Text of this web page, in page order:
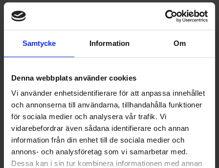
Samtycke Information Om
Denna webbplats använder cookies
Vi använder enhetsidentifierare för att anpassa innehållet
och annonserna till användarna, tillhandahålla funktioner
för sociala medier och analysera vår trafik. Vi
vidarebefordrar även sådana identifierare och annan
information från din enhet till de sociala medier och
annons- och analysföretag som vi samarbetar med.
Dessa kan i sin tur kombinera informationen med annan
Specifikationer
Produktblad:
Varumärke:
Smeg
STL362DQ
Höjd (cm):
81.8
Max höjd (cm):
90